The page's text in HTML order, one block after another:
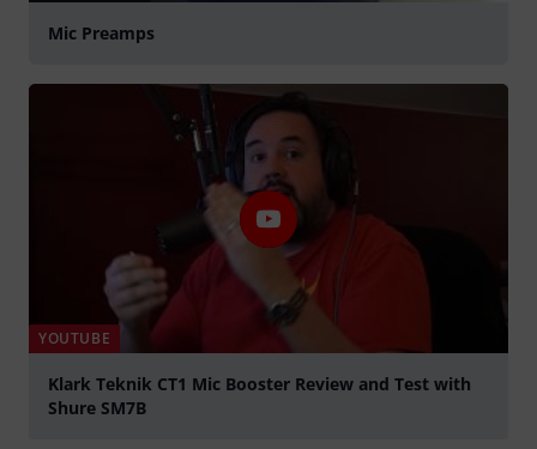
Mic Preamps
YOUTUBE
Klark Teknik CT1 Mic Booster Review and Test with
Shure SM7B